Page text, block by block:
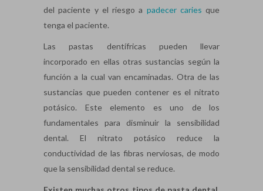
del paciente y el riesgo a padecer caries que
tenga el paciente.
Las pastas dentífricas pueden llevar
incorporado en ellas otras sustancias según la
función a la cual van encaminadas. Otra de las
sustancias que pueden contener es el nitrato
potásico. Este elemento es uno de los
fundamentales para disminuir la sensibilidad
dental. El nitrato potásico reduce la
conductividad de las fibras nerviosas, de modo
que la sensibilidad dental se reduce.